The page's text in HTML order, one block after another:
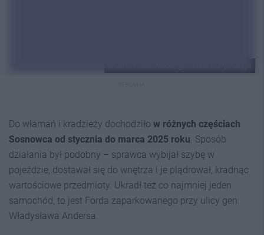
Do włamań i kradzieży dochodziło w różnych częściach
Sosnowca od stycznia do marca 2025 roku . Sposób
działania był podobny – sprawca wybijał szybę w
pojeździe, dostawał się do wnętrza i je plądrował, kradnąc
wartościowe przedmioty. Ukradł też co najmniej jeden
samochód, to jest Forda zaparkowanego przy ulicy gen.
Władysława Andersa.